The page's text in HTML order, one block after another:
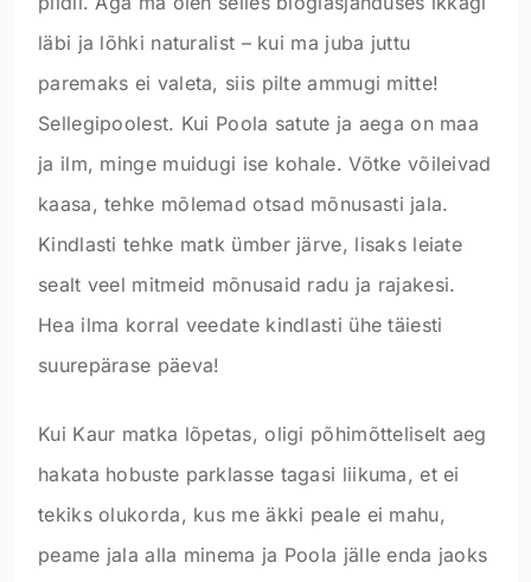
läbi ja lõhki naturalist – kui ma juba juttu
paremaks ei valeta, siis pilte ammugi mitte!
Sellegipoolest. Kui Poola satute ja aega on maa
ja ilm, minge muidugi ise kohale. Võtke võileivad
kaasa, tehke mõlemad otsad mõnusasti jala.
Kindlasti tehke matk ümber järve, lisaks leiate
sealt veel mitmeid mõnusaid radu ja rajakesi.
Hea ilma korral veedate kindlasti ühe täiesti
suurepärase päeva!
Kui Kaur matka lõpetas, oligi põhimõtteliselt aeg
hakata hobuste parklasse tagasi liikuma, et ei
tekiks olukorda, kus me äkki peale ei mahu,
peame jala alla minema ja Poola jälle enda jaoks